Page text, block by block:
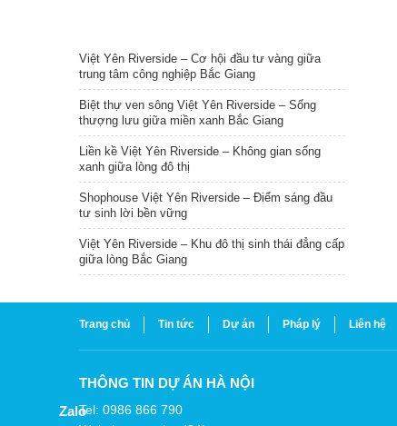
Việt Yên Riverside – Cơ hội đầu tư vàng giữa
trung tâm công nghiệp Bắc Giang
Biệt thự ven sông Việt Yên Riverside – Sống
thượng lưu giữa miền xanh Bắc Giang
Liền kề Việt Yên Riverside – Không gian sống
xanh giữa lòng đô thị
Shophouse Việt Yên Riverside – Điểm sáng đầu
tư sinh lời bền vững
Việt Yên Riverside – Khu đô thị sinh thái đẳng cấp
giữa lòng Bắc Giang
Trang chủ Tin tức Dự án Pháp lý Liên hệ
THÔNG TIN DỰ ÁN HÀ NỘI
Tel: 0986 866 790
Zalo